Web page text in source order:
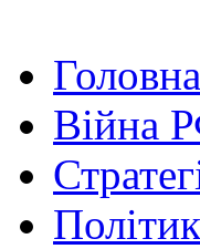
Головна
Війна